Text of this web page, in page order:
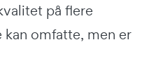
på flere
omfatte, men er